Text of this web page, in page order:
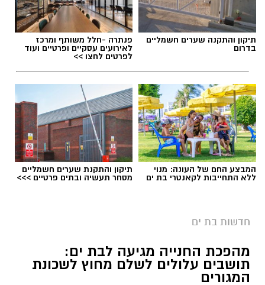
תיקון והתקנה שערים חשמליים
בדרום
פנתרה -חלל משותף ומרכז
לאירועים עסקיים ופרטיים ועוד
לפרטים לחצו >>
המבצע החם של העונה: מנוי
ללא התחייבות לקאנטרי בת ים
תיקון והתקנת שערים חשמליים
מסחר תעשיה ובתים פרטיים >>>
חדשות בת ים
מהפכת החנייה מגיעה לבת ים:
תושבים עלולים לשלם מחוץ לשכונת
המגורים